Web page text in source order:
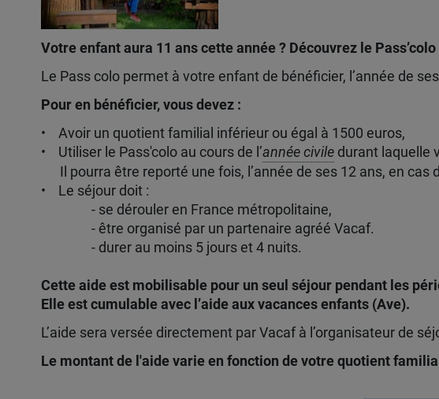
Votre enfant aura 11 ans cette année ? Découvrez le Pass’colo
Le Pass colo permet à votre enfant de bénéficier, l’année de
Pour en bénéficier, vous devez :
• Avoir un quotient familial inférieur ou égal à 1500 euros,
• Utiliser le Pass'colo au cours de l’année civile durant laquelle
Il pourra être reporté une fois, l’année de ses 12 ans, en cas
• Le séjour doit :
- se dérouler en France métropolitaine,
- être organisé par un partenaire agréé Vacaf.
- durer au moins 5 jours et 4 nuits.
Cette aide est mobilisable pour un seul séjour pendant les
Elle est cumulable avec l’aide aux vacances enfants (Ave).
L’aide sera versée directement par Vacaf à l’organisateur de
Le montant de l'aide varie en fonction de votre quotient